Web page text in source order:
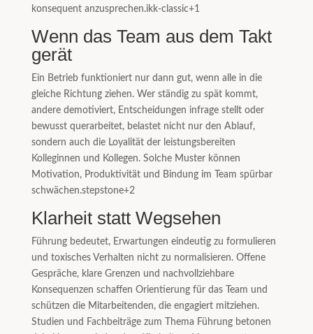
konsequent anzusprechen.ikk-classic+1
Wenn das Team aus dem Takt
gerät
Ein Betrieb funktioniert nur dann gut, wenn alle in die
gleiche Richtung ziehen. Wer ständig zu spät kommt,
andere demotiviert, Entscheidungen infrage stellt oder
bewusst querarbeitet, belastet nicht nur den Ablauf,
sondern auch die Loyalität der leistungsbereiten
Kolleginnen und Kollegen. Solche Muster können
Motivation, Produktivität und Bindung im Team spürbar
schwächen.stepstone+2
Klarheit statt Wegsehen
Führung bedeutet, Erwartungen eindeutig zu formulieren
und toxisches Verhalten nicht zu normalisieren. Offene
Gespräche, klare Grenzen und nachvollziehbare
Konsequenzen schaffen Orientierung für das Team und
schützen die Mitarbeitenden, die engagiert mitziehen.
Studien und Fachbeiträge zum Thema Führung betonen